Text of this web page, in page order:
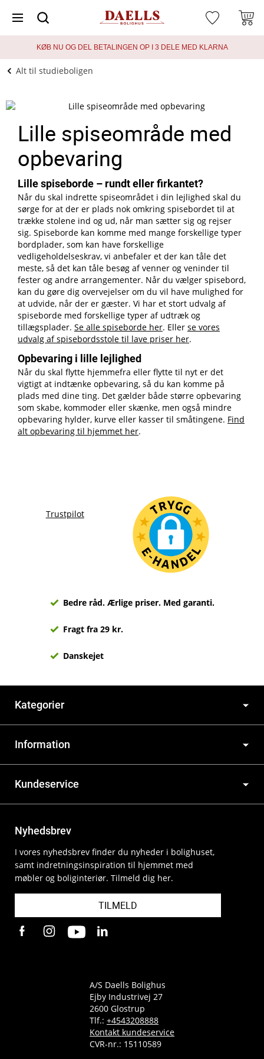
KØB NU OG DEL BETALINGEN OP I 3 DELE MED KLARNA
Alt til studieboligen
Lille spiseområde med
opbevaring
Lille spiseborde – rundt eller firkantet?
Når du skal indrette spiseområdet i din lejlighed skal du
sørge for at der er plads nok omkring spisebordet til at
trække stolene ind og ud, når man sætter sig og rejser
sig. Spiseborde kan komme med mange forskellige typer
bordplader, som kan have forskellige
vedligeholdelseskrav, vi anbefaler et der kan tåle det
meste, så det kan tåle besøg af venner og veninder til
fester og andre arrangementer. Når du vælger spisebord,
kan du gøre dig overvejelser om du vil have mulighed for
at udvide, når der er gæster. Vi har et stort udvalg af
spiseborde med forskellige typer af udtræk og
tillægsplader. Se alle spiseborde her. Eller se vores
udvalg af spisebordsstole til lave priser her.
Opbevaring i lille lejlighed
Når du skal flytte hjemmefra eller flytte til nyt er det
vigtigt at indtænke opbevaring, så du kan komme på
plads med dine ting. Det gælder både større opbevaring
som skabe, kommoder eller skænke, men også mindre
opbevaring hylder, kurve eller kasser til småtingene. Find
alt opbevaring til hjemmet her.
Trustpilot
Bedre råd. Ærlige priser. Med garanti.
Fragt fra 29 kr.
Danskejet
Kategorier
Information
Kundeservice
Nyhedsbrev
I vores nyhedsbrev finder du nyheder i bolighuset,
samt indretningsinspiration til hjemmet med
møbler og boliginteriør. Tilmeld dig her.
TILMELD
A/S Daells Bolighus
Ejby Industrivej 27
2600 Glostrup
Tlf.: +4543208888
Kontakt kundeservice
CVR-nr.: 15110589